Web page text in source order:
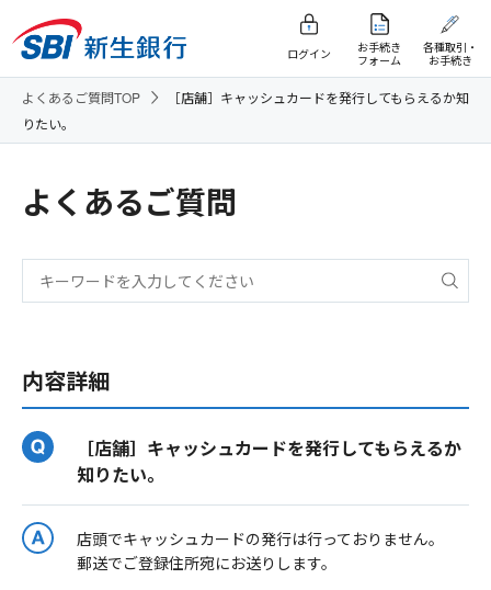
ログイン
お手続き
フォーム
各種取引・
お手続き
よくあるご質問TOP
［店舗］キャッシュカードを発行してもらえるか知
りたい。
よくあるご質問
内容詳細
［店舗］キャッシュカードを発行してもらえるか
知りたい。
店頭でキャッシュカードの発行は行っておりません。
郵送でご登録住所宛にお送りします。